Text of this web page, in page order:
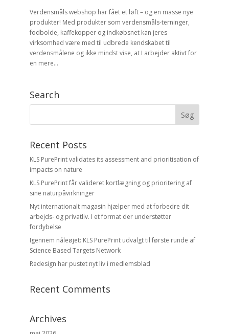
Verdensmåls webshop har fået et løft – og en masse nye
produkter! Med produkter som verdensmåls-terninger,
fodbolde, kaffekopper og indkøbsnet kan jeres
virksomhed være med til udbrede kendskabet til
verdensmålene og ikke mindst vise, at I arbejder aktivt for
en mere...
Search
Recent Posts
KLS PurePrint validates its assessment and prioritisation of
impacts on nature
KLS PurePrint får valideret kortlægning og prioritering af
sine naturpåvirkninger
Nyt internationalt magasin hjælper med at forbedre dit
arbejds- og privatliv. I et format der understøtter
fordybelse
Igennem nåleøjet: KLS PurePrint udvalgt til første runde af
Science Based Targets Network
Redesign har pustet nyt liv i medlemsblad
Recent Comments
Archives